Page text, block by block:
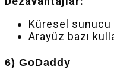
Küresel sunucu
Arayüz bazı
6) GoDaddy